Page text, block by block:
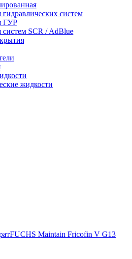
систем
ГУР
систем SCR / AdBlue
жидкости
FUCHS Maintain Fricofin V G13